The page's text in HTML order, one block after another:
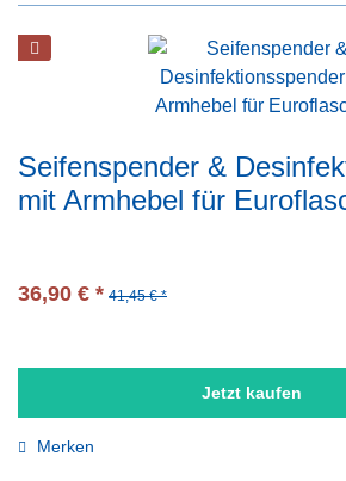
Seifenspender &
mit Armhebel für
36,90 € * 41,45 € *
Jetzt kaufen
Merken